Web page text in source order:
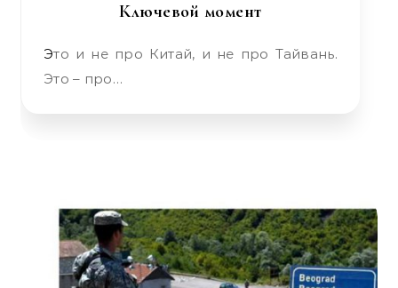
Ключевой момент
Это и не про Китай, и не про Тайвань.
Это – про…